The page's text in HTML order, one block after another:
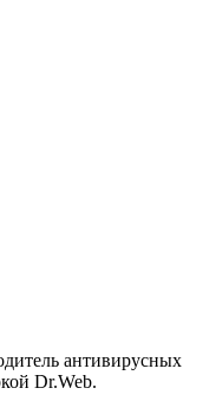
антивирусных
Dr.Web.